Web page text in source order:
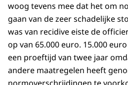
woog tevens mee dat het om
gaan van de zeer schadelijke
was van recidive eiste de
op van 65.000 euro. 15.000
een proeftijd van twee jaar
andere maatregelen heeft